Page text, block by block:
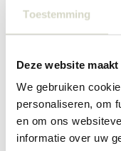
Toestemming
Deze website
We gebruiken
personaliseren, om
en om ons
informatie over uw
Afmeting: diameter 13,5
Materiaal: aardewerk
Overige: Per item